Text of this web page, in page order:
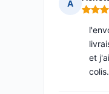
A
Note :
et